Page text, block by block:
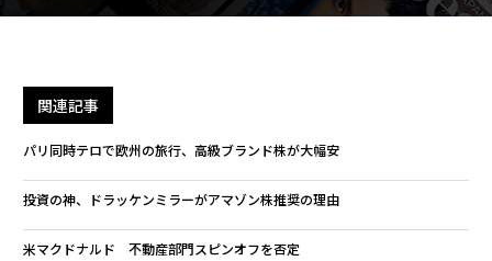
関連記事
パリ同時テロで欧州の旅行、高級ブランド株が大幅安
投資の神、ドラッケンミラーがアマゾン株推奨の理由
米マクドナルド 不動産部門スピンオフを否定